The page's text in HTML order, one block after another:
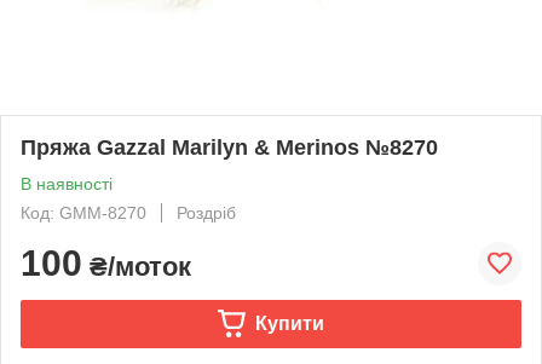
Пряжа Gazzal Marilyn & Merinos №8270
В наявності
Код: GMM-8270
Роздріб
100 ₴/моток
Купити